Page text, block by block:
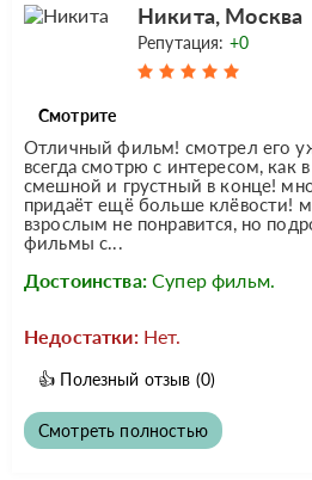
Никита, Москва
Репутация: +0
Смотрите
Отличный фильм! смотрел его
всегда смотрю с интересом, как
смешной и грустный в конце!
придаёт ещё больше клёвости!
взрослым не понравится, но
фильмы с...
Достоинства: Супер фильм.
Недостатки: Нет.
👍 Полезный отзыв (0)
Смотреть полностью